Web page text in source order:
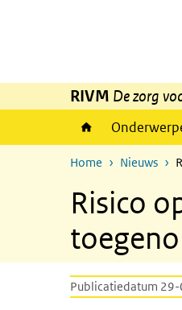
RIVM De zorg
Home Nieuws
Risico
Publicatiedatum